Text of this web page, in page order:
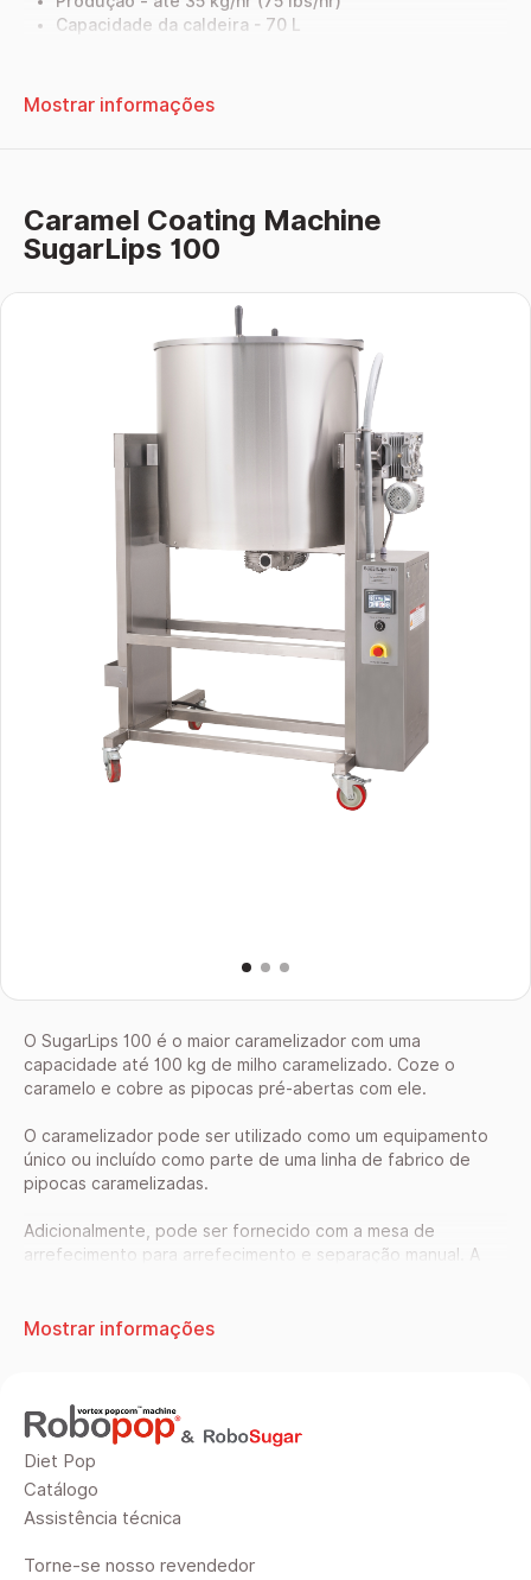
Capacidade da caldeira - 70 L
Dimensões - 560x890x1150 mm
Mostrar informações
Caramel Coating Machine
SugarLips 100
Vantagens
O SugarLips 100 tem capacidade para 260 litros de
pipocas.
A chaleira é feita de aço inoxidável.
Pega para descarregar as pipocas de caramelo.
Especificações técnicas
O SugarLips 100 é o maior caramelizador com uma
capacidade até 100 kg de milho caramelizado. Coze o
caramelo e cobre as pipocas pré-abertas com ele.
O caramelizador pode ser utilizado como um equipamento
único ou incluído como parte de uma linha de fabrico de
pipocas caramelizadas.
Adicionalmente, pode ser fornecido com a mesa de
arrefecimento para arrefecimento e separação manual. A
A superfície de arrefecimento da mesa é de 2350х1500 mm.
Mostrar informações
Diet Pop
Catálogo
Assistência técnica
Torne-se nosso revendedor